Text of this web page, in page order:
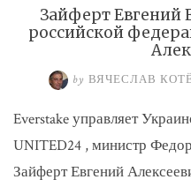
Зайферт Евгений
российской
by ВЯЧЕСЛАВ
Everstake управляет
UNITED24 , министр
Зайферт Евгений